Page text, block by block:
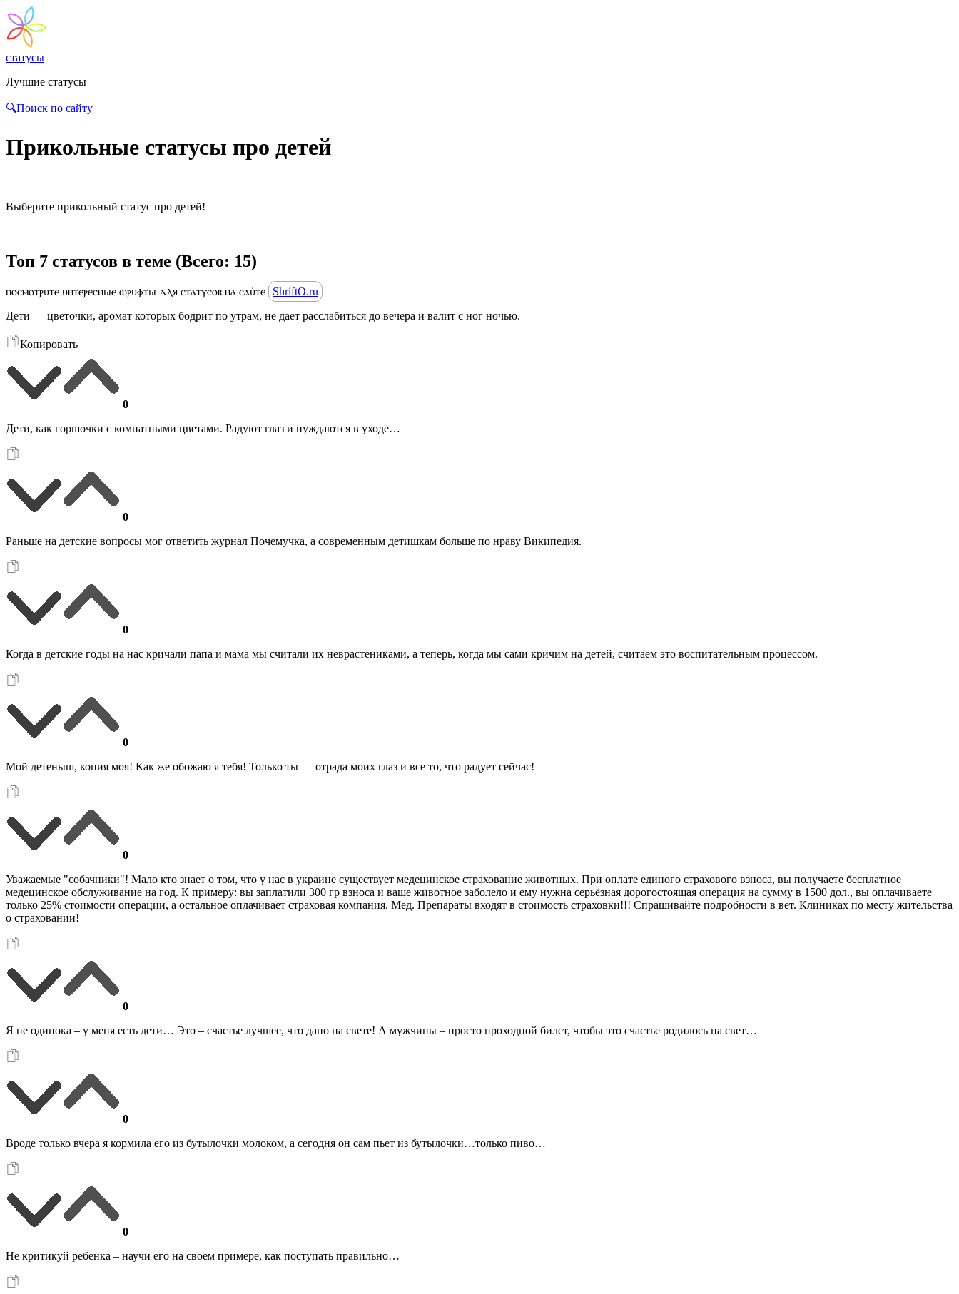
статусы
Лучшие статусы
🔍Поиск по сайту
Прикольные статусы про детей
Выберите прикольный статус про детей!
Топ 7 статусов в теме (Всего: 15)
ⲡⲟⲥⲙⲟⲧⲣυⲧⲉ υⲏⲧⲉⲣⲉⲥⲏыⲉ ⲱⲣυⲫⲧы ⲇⲗя ⲥⲧⲁⲧⲩⲥⲟⲃ ⲏⲁ ⲥⲁύⲧⲉ
ShriftO.ru
Дети — цветочки, аромат которых бодрит по утрам, не дает расслабиться до вечера и валит с ног ночью.
Копировать
0
Дети, как горшочки с комнатными цветами. Радуют глаз и нуждаются в уходе…
0
Раньше на детские вопросы мог ответить журнал Почемучка, а современным детишкам больше по нраву Википедия.
0
Когда в детские годы на нас кричали папа и мама мы считали их неврастениками, а теперь, когда мы сами кричим на детей, считаем это воспитательным процессом.
0
Мой детеныш, копия моя! Как же обожаю я тебя! Только ты — отрада моих глаз и все то, что радует сейчас!
0
Уважаемые "собачники"! Мало кто знает о том, что у нас в украине существует медецинское страхование животных. При оплате единого страхового взноса, вы получаете бесплатное
медецинское обслуживание на год. К примеру: вы заплатили 300 гр взноса и ваше животное заболело и ему нужна серьёзная дорогостоящая операция на сумму в 1500 дол., вы оплачиваете
только 25% стоимости операции, а остальное оплачивает страховая компания. Мед. Препараты входят в стоимость страховки!!! Спрашивайте подробности в вет. Клиниках по месту жительства
о страховании!
0
Я не одинока – у меня есть дети… Это – счастье лучшее, что дано на свете! А мужчины – просто проходной билет, чтобы это счастье родилось на свет…
0
Вроде только вчера я кормила его из бутылочки молоком, а сегодня он сам пьет из бутылочки…только пиво…
0
Не критикуй ребенка – научи его на своем примере, как поступать правильно…